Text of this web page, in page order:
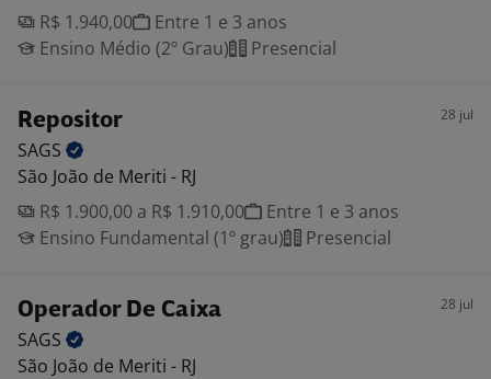
R$ 1.940,00
Entre 1 e 3 anos
Ensino Médio (2º Grau)
Presencial
Repositor 28 jul
SAGS
São João de Meriti - RJ
R$ 1.900,00 a R$ 1.910,00
Entre 1 e 3 anos
Ensino Fundamental (1º grau)
Presencial
Operador De Caixa 28 jul
SAGS
São João de Meriti - RJ